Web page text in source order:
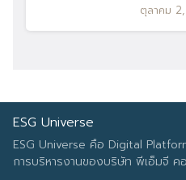
ตุลาคม
ESG Universe
ESG Universe คือ Digital
การบริหารงานของบริษัท พีเอ็มจี ค